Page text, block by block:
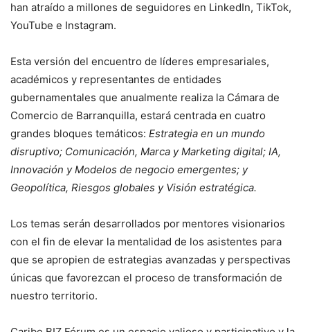
han atraído a millones de seguidores en LinkedIn, TikTok,
YouTube e Instagram.
Esta versión del encuentro de líderes empresariales,
académicos y representantes de entidades
gubernamentales que anualmente realiza la Cámara de
Comercio de Barranquilla, estará centrada en cuatro
grandes bloques temáticos: Estrategia en un mundo
disruptivo; Comunicación, Marca y Marketing digital; IA,
Innovación y Modelos de negocio emergentes; y
Geopolítica, Riesgos globales y Visión estratégica.
Los temas serán desarrollados por mentores visionarios
con el fin de elevar la mentalidad de los asistentes para
que se apropien de estrategias avanzadas y perspectivas
únicas que favorezcan el proceso de transformación de
nuestro territorio.